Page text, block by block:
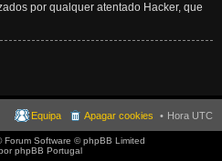
por qualquer atentado Hacker, que
Hora UTC
Apagar cookies
Equipa
Forum Software © phpBB Limited
phpBB Portugal